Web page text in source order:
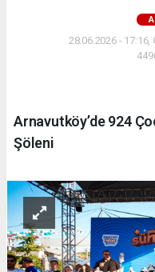
28.06.2026 - 17:16,
Arnavutköy’de 924
Şöleni